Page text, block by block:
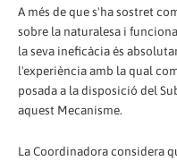
A més de que s'ha sostret
sobre la naturalesa i
la seva ineficàcia és
l'experiència amb la qual
posada a la disposició del
aquest Mecanisme.
La Coordinadora considera